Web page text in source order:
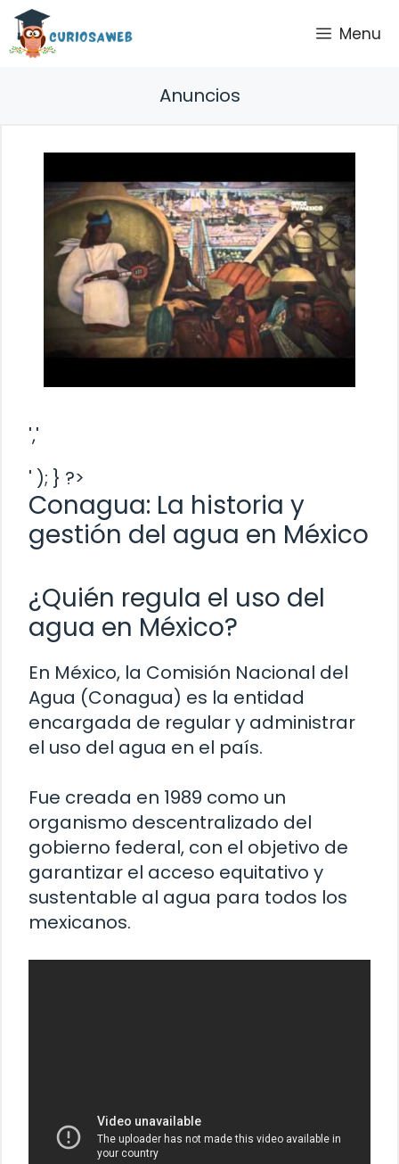
Saltar
contenido
Menu
Anuncios
','
' ); } ?>
Conagua: La historia y
gestión del agua en México
¿Quién regula el uso del
agua en México?
En México, la Comisión Nacional del
Agua (Conagua) es la entidad
encargada de regular y administrar
el uso del agua en el país.
Fue creada en 1989 como un
organismo descentralizado del
gobierno federal, con el objetivo de
garantizar el acceso equitativo y
sustentable al agua para todos los
mexicanos.